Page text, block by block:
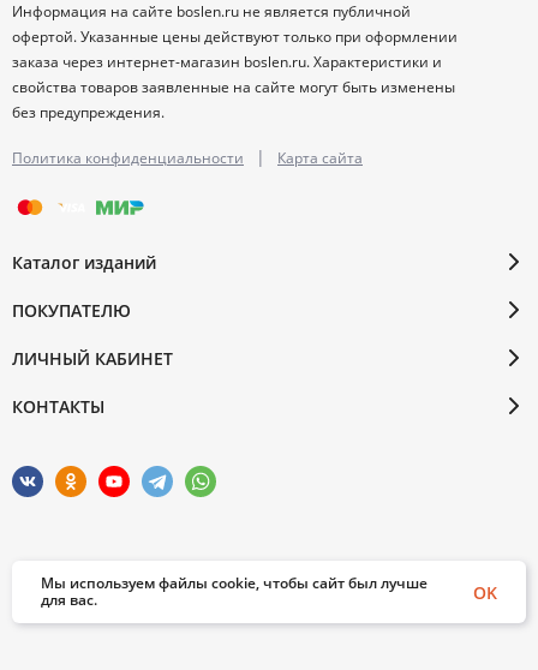
Информация на сайте boslen.ru не является публичной
офертой. Указанные цены действуют только при оформлении
заказа через интернет-магазин boslen.ru. Характеристики и
свойства товаров заявленные на сайте могут быть изменены
без предупреждения.
Политика конфиденциальности | Карта сайта
Каталог изданий
ПОКУПАТЕЛЮ
ЛИЧНЫЙ КАБИНЕТ
КОНТАКТЫ
© 2026 Бослен. Все права защищены
Мы используем файлы cookie, чтобы сайт был лучше
для вас.
OK